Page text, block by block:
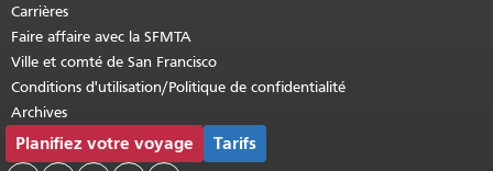
Carrières
Faire affaire avec la SFMTA
Ville et comté de San Francisco
Conditions d'utilisation/Politique de confidentialité
Archives
Planifiez votre voyage Tarifs